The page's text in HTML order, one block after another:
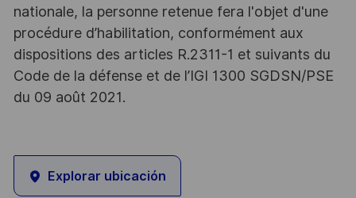
nationale, la personne retenue fera l'objet d'une
procédure d’habilitation, conformément aux
dispositions des articles R.2311-1 et suivants du
Code de la défense et de l’IGI 1300 SGDSN/PSE
du 09 août 2021.
Explorar ubicación